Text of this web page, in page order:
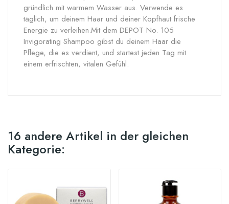
gründlich mit warmem Wasser aus. Verwende es
täglich, um deinem Haar und deiner Kopfhaut frische
Energie zu verleihen.Mit dem DEPOT No. 105
Invigorating Shampoo gibst du deinem Haar die
Pflege, die es verdient, und startest jeden Tag mit
einem erfrischten, vitalen Gefühl.
16 andere Artikel in der gleichen
Kategorie: